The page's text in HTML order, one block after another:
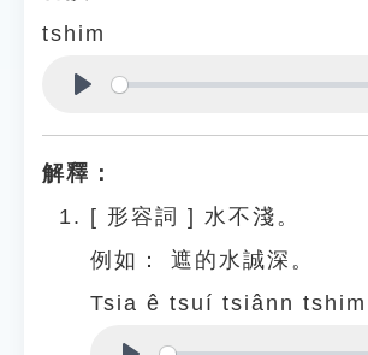
tshim
解釋：
[ 形容詞 ] 水不淺。
例如：
遮的水誠深。
Tsia ê tsuí tsiânn